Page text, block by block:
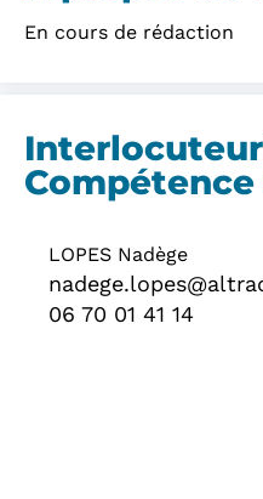
En cours de rédaction
Compétence
LOPES Nadège
06 70 01 41 14